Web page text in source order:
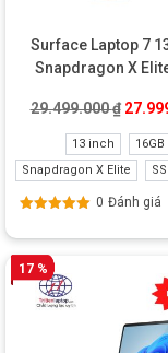
Surface Laptop 7
Snapdragon X
Refurbished
29.499.000₫ Giá
13 inch
16GB
Snapdragon X Elite
0 Đánh giá
17 %